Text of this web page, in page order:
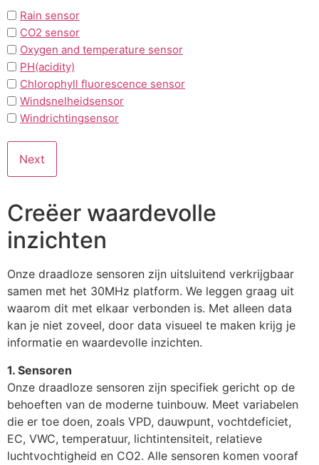
Rain sensor
CO2 sensor
Oxygen and temperature sensor
PH(acidity)
Chlorophyll fluorescence sensor
Windsnelheidsensor
Windrichtingsensor
Creëer waardevolle
inzichten
Onze draadloze sensoren zijn uitsluitend verkrijgbaar
samen met het 30MHz platform. We leggen graag uit
waarom dit met elkaar verbonden is. Met alleen data
kan je niet zoveel, door data visueel te maken krijg je
informatie en waardevolle inzichten.
1. Sensoren
Onze draadloze sensoren zijn specifiek gericht op de
behoeften van de moderne tuinbouw. Meet variabelen
die er toe doen, zoals VPD, dauwpunt, vochtdeficiet,
EC, VWC, temperatuur, lichtintensiteit, relatieve
luchtvochtigheid en CO2. Alle sensoren komen vooraf